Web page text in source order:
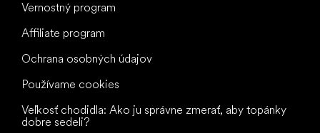
Vernostný program
Affiliate program
Ochrana osobných údajov
Používame cookies
Veľkosť chodidla: Ako ju správne zmerať, aby topánky
dobre sedeli?